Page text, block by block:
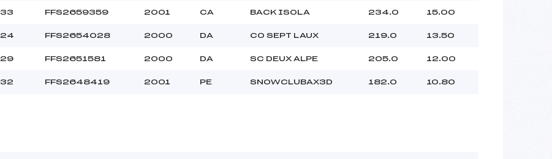
30.0000
33 FFS2659359 2001 CA BACK ISOLA 234.0 15.00
24 FFS2654028 2000 DA CO SEPT LAUX 219.0 13.50
29 FFS2651581 2000 DA SC DEUX ALPE 205.0 12.00
32 FFS2648419 2001 PE SNOWCLUBAX3D 182.0 10.80